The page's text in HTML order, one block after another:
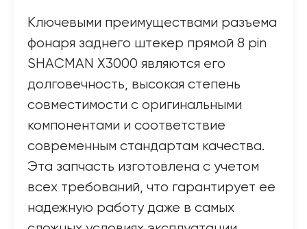
Ключевыми преимуществами разъема
фонаря заднего штекер прямой 8 pin
SHACMAN X3000 являются его
долговечность, высокая степень
совместимости с оригинальными
компонентами и соответствие
современным стандартам качества.
Эта запчасть изготовлена с учетом
всех требований, что гарантирует ее
надежную работу даже в самых